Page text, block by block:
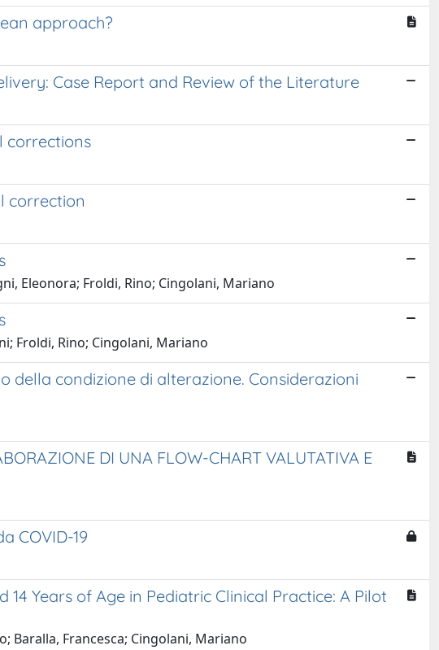
approach?
Case Report and Review of the Literature
corrections
correction
Eleonora; Froldi, Rino; Cingolani, Mariano
Froldi, Rino; Cingolani, Mariano
della condizione di alterazione. Considerazioni
DI UNA FLOW-CHART VALUTATIVA E
COVID-19
Years of Age in Pediatric Clinical Practice: A Pilot
Baralla, Francesca; Cingolani, Mariano